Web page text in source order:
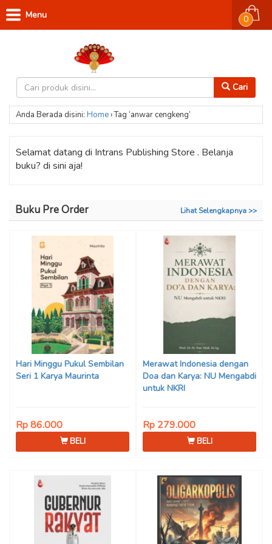
Cari
0
Menu
Anda Berada disini: Home›Tag ‘anwar cengkeng’
Selamat datang di Intrans Publishing Store . Belanja
buku? di sini aja!
Buku Pre Order Lihat Selengkapnya >>
Hari Minggu Pukul Sembilan
Seri 1 Karya Maurinta
Rp 86.000
BELI
Merawat Indonesia dengan
Doa dan Karya: NU Mengabdi
untuk NKRI
Rp 279.000
BELI